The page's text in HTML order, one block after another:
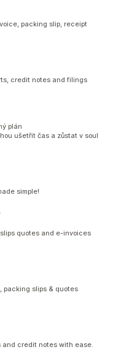
packing slip, receipt
credit notes and filings
plán
ušetřit čas a zůstat v soul
simple!
quotes and e-invoices
packing slips & quotes
and credit notes with ease.